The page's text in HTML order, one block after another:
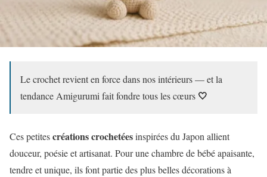
Le crochet revient en force dans nos intérieurs — et la
tendanceAmigurumifait fondre tous les cœurs 🤍
Ces petitescréations crochetéesinspirées du Japon allient
douceur, poésie et artisanat. Pour une chambre de bébé apaisante,
tendre et unique, ils font partie des plus belles décorations à